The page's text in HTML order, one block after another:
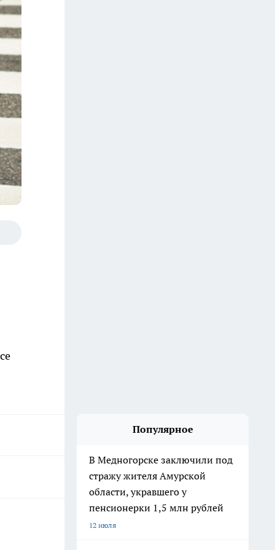
Популярное
В Медногорске заключили под
стражу жителя Амурской
области, укравшего у
пенсионерки 1,5 млн рублей
12 июля